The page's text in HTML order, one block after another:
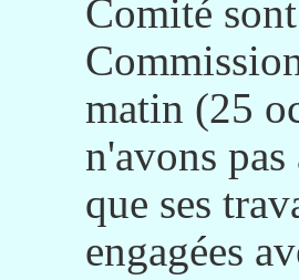
Comité
matin (25
n'avons
que ses
engagées